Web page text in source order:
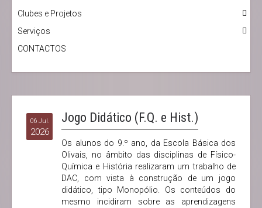
Clubes e Projetos
Serviços
CONTACTOS
06 Jul.
2026
Jogo Didático (F.Q. e Hist.)
Os alunos do 9.º ano, da Escola Básica dos
Olivais, no âmbito das disciplinas de Físico-
Química e História realizaram um trabalho de
DAC, com vista à construção de um jogo
didático, tipo Monopólio. Os conteúdos do
mesmo incidiram sobre as aprendizagens